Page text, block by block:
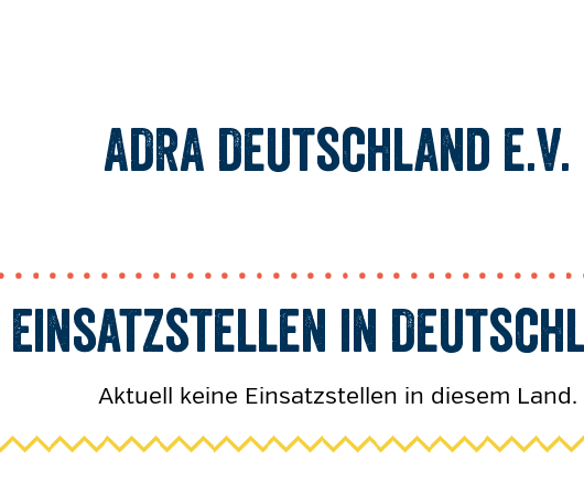
ADRA Deutschland e.V.
Einsatzstellen in
Aktuell keine Einsatzstellen in diesem Land.
KINDER
KINDER
KINDER
KINDER UND
KINDER